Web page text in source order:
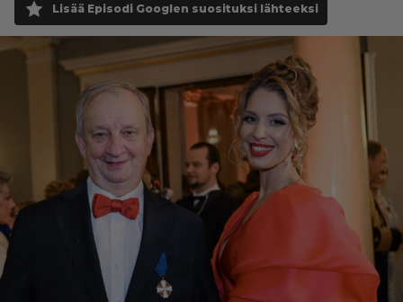
Lisää Episodi Googlen suosituksi lähteeksi